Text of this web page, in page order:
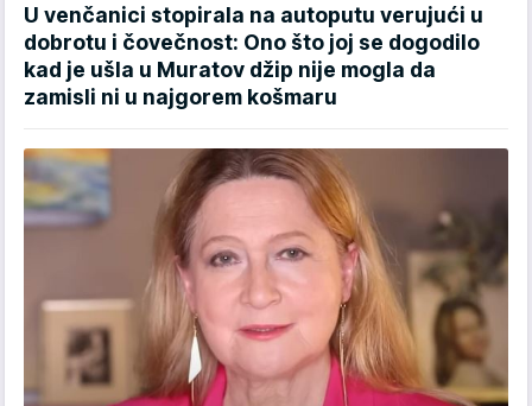
U venčanici stopirala na autoputu verujući u
dobrotu i čovečnost: Ono što joj se dogodilo
kad je ušla u Muratov džip nije mogla da
zamisli ni u najgorem košmaru